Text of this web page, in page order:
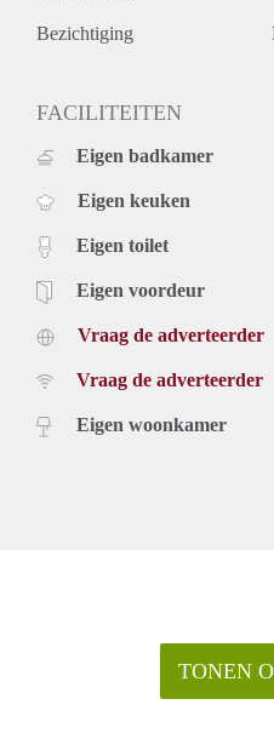
Bezichtiging
FACILITEITEN
Eigen badkamer
Eigen keuken
Eigen toilet
Eigen voordeur
Vraag de adverteerder
Vraag de adverteerder
Eigen woonkamer
TONEN